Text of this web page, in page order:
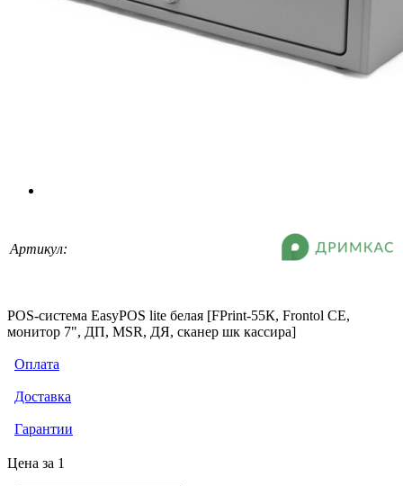
Артикул:
POS-система EasyPOS lite белая [FPrint-55К, Frontol CE,
монитор 7", ДП, MSR, ДЯ, сканер шк кассира]
Оплата
Доставка
Гарантии
Цена за 1